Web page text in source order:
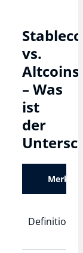
vs.
Altcoins
– Was
ist
der
Definition